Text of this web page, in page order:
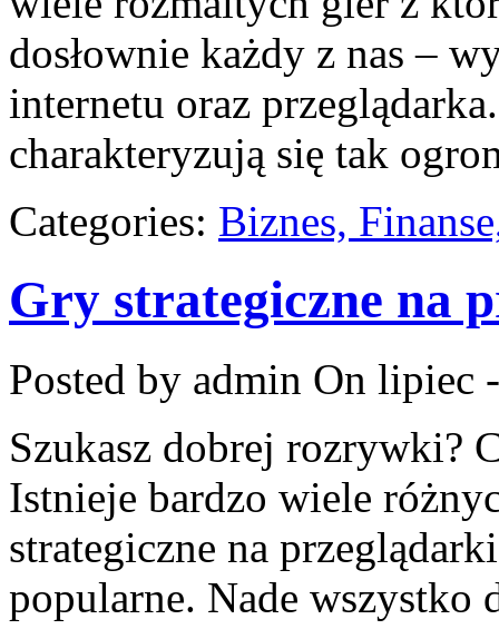
dosłownie każdy z nas –
internetu oraz
charakteryzują się tak
Categories: Biznes,
Gry strategiczne na
Posted by admin On lipiec
Szukasz dobrej rozrywki?
Istnieje bardzo wiele
strategiczne na
popularne. Nade wszystko